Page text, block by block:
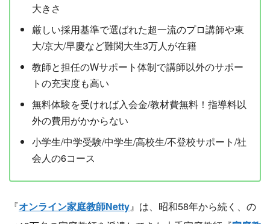
大きさ
厳しい採用基準で選ばれた超一流のプロ講師や東
大/京大/早慶など難関大生3万人が在籍
教師と担任のWサポート体制で講師以外のサポー
トの充実度も高い
無料体験を受ければ入会金/教材費無料！指導料以
外の費用がかからない
小学生/中学受験/中学生/高校生/不登校サポート/社
会人の6コース
『オンライン家庭教師Netty』は、昭和58年から続く、の